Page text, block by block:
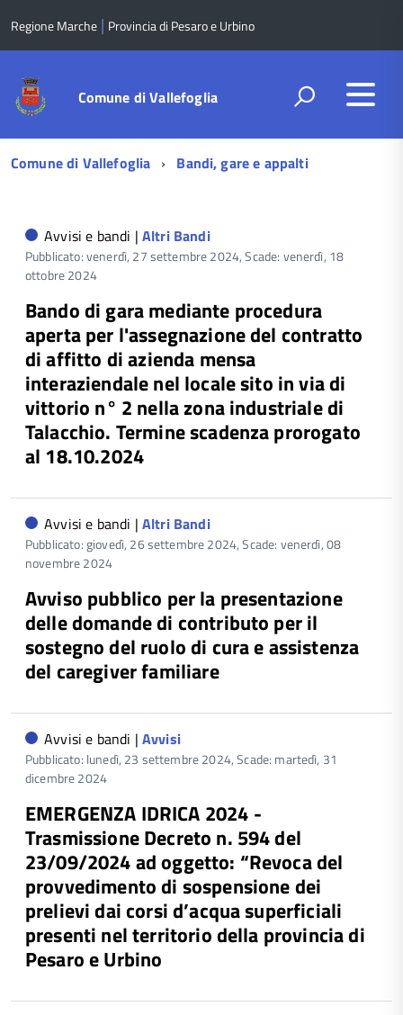
Regione Marche | Provincia di Pesaro e Urbino
Comune di Vallefoglia
Menu
di
Comune di Vallefoglia Bandi, gare e appalti
Avvisi e bandi | Altri Bandi
Pubblicato: venerdì, 27 settembre 2024,Scade: venerdì, 18
ottobre 2024
Bando di gara mediante procedura
aperta per l'assegnazione del contratto
di affitto di azienda mensa
interaziendale nel locale sito in via di
vittorio n° 2 nella zona industriale di
Talacchio. Termine scadenza prorogato
al 18.10.2024
Avvisi e bandi | Altri Bandi
Pubblicato: giovedì, 26 settembre 2024,Scade: venerdì, 08
novembre 2024
Avviso pubblico per la presentazione
delle domande di contributo per il
sostegno del ruolo di cura e assistenza
del caregiver familiare
Avvisi e bandi | Avvisi
Pubblicato: lunedì, 23 settembre 2024,Scade: martedì, 31
dicembre 2024
EMERGENZA IDRICA 2024 -
Trasmissione Decreto n. 594 del
23/09/2024 ad oggetto: “Revoca del
provvedimento di sospensione dei
prelievi dai corsi d’acqua superficiali
presenti nel territorio della provincia di
Pesaro e Urbino